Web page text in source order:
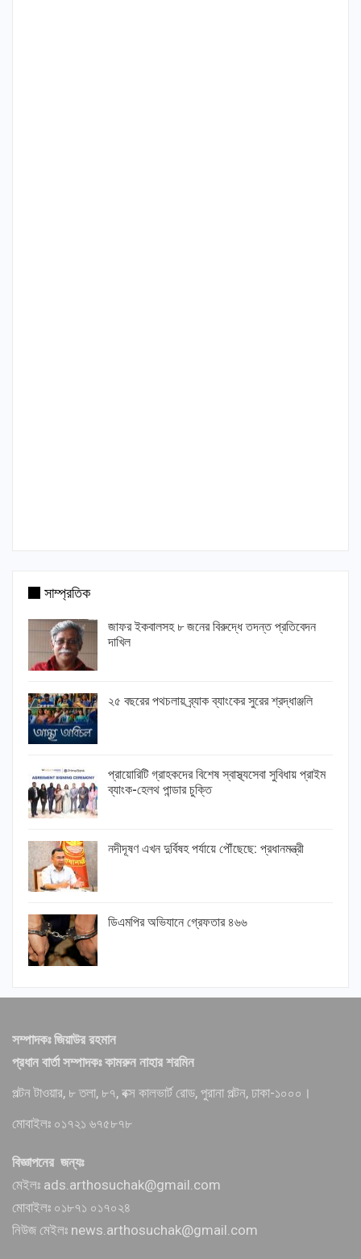
সাম্প্রতিক
জাফর ইকবালসহ ৮ জনের বিরুদ্ধে তদন্ত প্রতিবেদন
দাখিল
২৫ বছরের পথচলায় ব্র্যাক ব্যাংকের সুরের শ্রদ্ধাঞ্জলি
প্রায়োরিটি গ্রাহকদের বিশেষ স্বাস্থ্যসেবা সুবিধায় প্রাইম
ব্যাংক-হেলথ পান্ডার চুক্তি
নদীদূষণ এখন দুর্বিষহ পর্যায়ে পৌঁছেছে: প্রধানমন্ত্রী
ডিএমপির অভিযানে গ্রেফতার ৪৬৬
সম্পাদকঃ জিয়াউর রহমান
প্রধান বার্তা সম্পাদকঃ কামরুন নাহার শরমিন
পল্টন টাওয়ার, ৮ তলা, ৮৭, বক্স কালভার্ট রোড, পুরানা পল্টন, ঢাকা-১০০০।
মোবাইলঃ ০১৭২১ ৬৭৫৮৭৮
বিজ্ঞাপনের জন্যঃ
মেইলঃ ads.arthosuchak@gmail.com
মোবাইলঃ ০১৮৭১ ০১৭০২৪
নিউজ মেইলঃ news.arthosuchak@gmail.com